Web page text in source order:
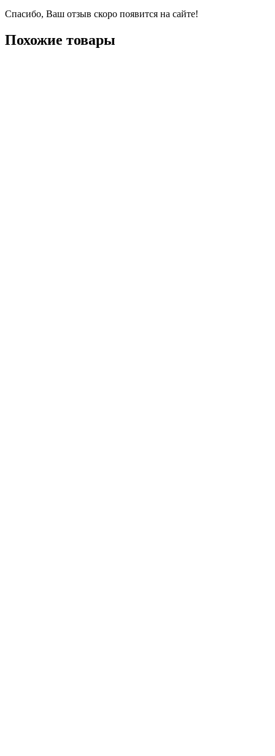
Спасибо, Ваш отзыв скоро появится на сайте!
Похожие товары